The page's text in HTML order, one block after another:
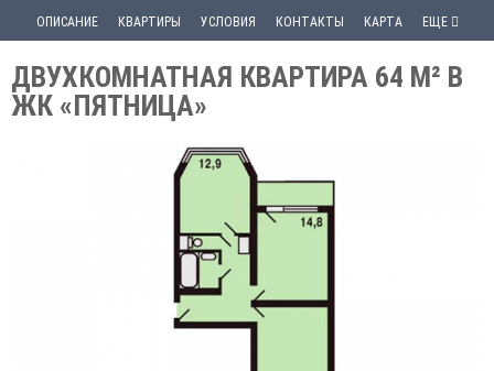
ОПИСАНИЕ КВАРТИРЫ УСЛОВИЯ КОНТАКТЫ КАРТА ЕЩЕ
ДВУХКОМНАТНАЯ КВАРТИРА 64 М² В
ЖК «ПЯТНИЦА»